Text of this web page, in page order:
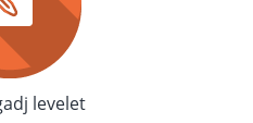
levelet